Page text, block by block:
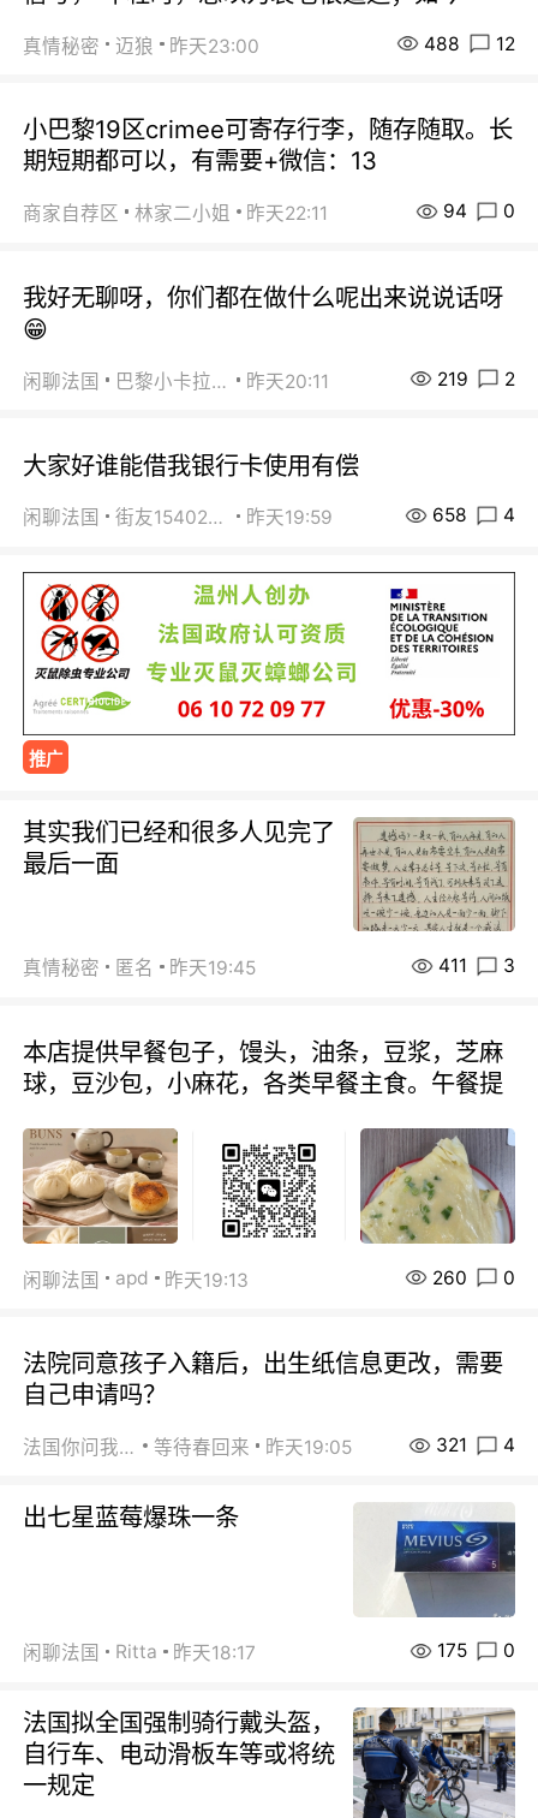
真情秘密 迈狼 昨天23:00 488 12
小巴黎19区crimee可寄存行李，随存随取。长
期短期都可以，有需要+微信：13
商家自荐区 林家二小姐 昨天22:11 94 0
我好无聊呀，你们都在做什么呢出来说说话呀
😁
闲聊法国 巴黎小卡拉咪 昨天20:11 219 2
大家好谁能借我银行卡使用有偿
闲聊法国 街友15402223 昨天19:59 658 4
推广
其实我们已经和很多人见完了
最后一面
真情秘密 匿名 昨天19:45 411 3
本店提供早餐包子，馒头，油条，豆浆，芝麻
球，豆沙包，小麻花，各类早餐主食。午餐提
闲聊法国 apd 昨天19:13 260 0
法院同意孩子入籍后，出生纸信息更改，需要
自己申请吗？
法国你问我答 等待春回来 昨天19:05 321 4
出七星蓝莓爆珠一条
闲聊法国 Ritta 昨天18:17 175 0
法国拟全国强制骑行戴头盔，
自行车、电动滑板车等或将统
一规定